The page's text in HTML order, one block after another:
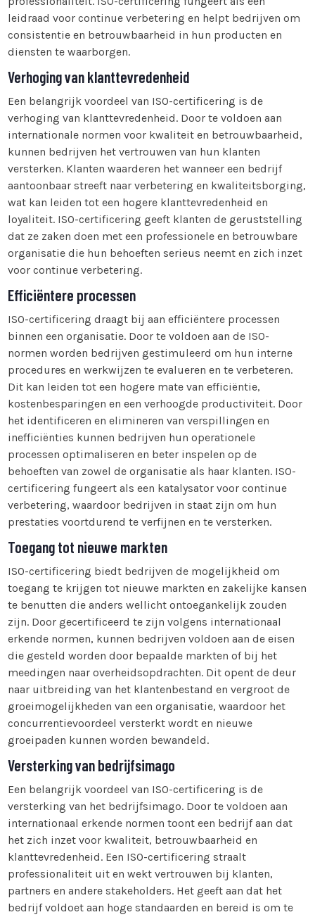
leidraad voor continue verbetering en helpt bedrijven om
consistentie en betrouwbaarheid in hun producten en
diensten te waarborgen.
Verhoging van klanttevredenheid
Een belangrijk voordeel van ISO-certificering is de
verhoging van klanttevredenheid. Door te voldoen aan
internationale normen voor kwaliteit en betrouwbaarheid,
kunnen bedrijven het vertrouwen van hun klanten
versterken. Klanten waarderen het wanneer een bedrijf
aantoonbaar streeft naar verbetering en kwaliteitsborging,
wat kan leiden tot een hogere klanttevredenheid en
loyaliteit. ISO-certificering geeft klanten de geruststelling
dat ze zaken doen met een professionele en betrouwbare
organisatie die hun behoeften serieus neemt en zich inzet
voor continue verbetering.
Efficiëntere processen
ISO-certificering draagt bij aan efficiëntere processen
binnen een organisatie. Door te voldoen aan de ISO-
normen worden bedrijven gestimuleerd om hun interne
procedures en werkwijzen te evalueren en te verbeteren.
Dit kan leiden tot een hogere mate van efficiëntie,
kostenbesparingen en een verhoogde productiviteit. Door
het identificeren en elimineren van verspillingen en
inefficiënties kunnen bedrijven hun operationele
processen optimaliseren en beter inspelen op de
behoeften van zowel de organisatie als haar klanten. ISO-
certificering fungeert als een katalysator voor continue
verbetering, waardoor bedrijven in staat zijn om hun
prestaties voortdurend te verfijnen en te versterken.
Toegang tot nieuwe markten
ISO-certificering biedt bedrijven de mogelijkheid om
toegang te krijgen tot nieuwe markten en zakelijke kansen
te benutten die anders wellicht ontoegankelijk zouden
zijn. Door gecertificeerd te zijn volgens internationaal
erkende normen, kunnen bedrijven voldoen aan de eisen
die gesteld worden door bepaalde markten of bij het
meedingen naar overheidsopdrachten. Dit opent de deur
naar uitbreiding van het klantenbestand en vergroot de
groeimogelijkheden van een organisatie, waardoor het
concurrentievoordeel versterkt wordt en nieuwe
groeipaden kunnen worden bewandeld.
Versterking van bedrijfsimago
Een belangrijk voordeel van ISO-certificering is de
versterking van het bedrijfsimago. Door te voldoen aan
internationaal erkende normen toont een bedrijf aan dat
het zich inzet voor kwaliteit, betrouwbaarheid en
klanttevredenheid. Een ISO-certificering straalt
professionaliteit uit en wekt vertrouwen bij klanten,
partners en andere stakeholders. Het geeft aan dat het
bedrijf voldoet aan hoge standaarden en bereid is om te